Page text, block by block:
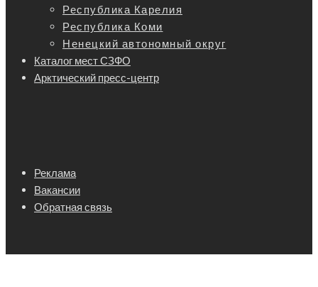
Республика Карелия
Республика Коми
Ненецкий автономный округ
Каталог мест СЗФО
Арктический пресс-центр
Реклама
Вакансии
Обратная связь